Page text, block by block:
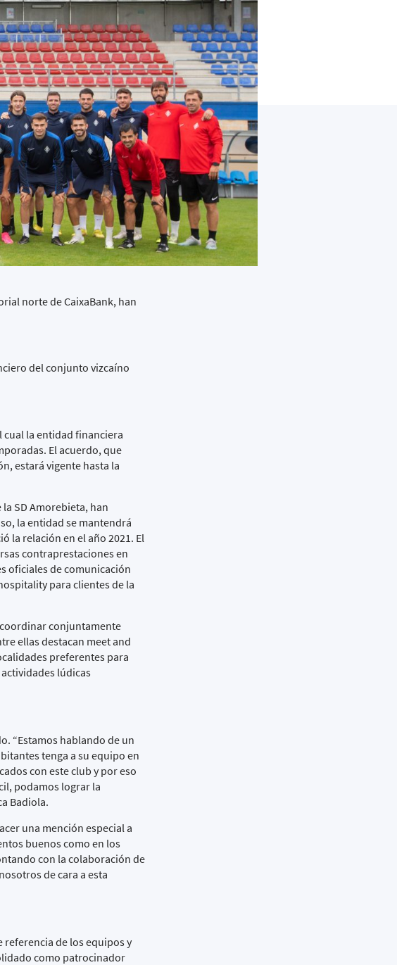
norte de CaixaBank, han
del conjunto vizcaíno
cual la entidad financiera
El acuerdo, que
estará vigente hasta la
SD Amorebieta, han
la entidad se mantendrá
la relación en el año 2021. El
contraprestaciones en
oficiales de comunicación
para clientes de la
conjuntamente
ellas destacan meet and
preferentes para
lúdicas
“Estamos hablando de un
tenga a su equipo en
con este club y por eso
podamos lograr la
Badiola.
una mención especial a
buenos como en los
con la colaboración de
de cara a esta
referencia de los equipos y
como patrocinador